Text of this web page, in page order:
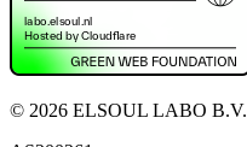
© 2026 ELSOUL LABO B.V.